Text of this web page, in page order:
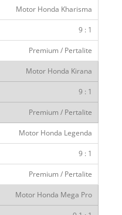
Motor Honda Kharisma
9 : 1
Premium / Pertalite
Motor Honda Kirana
9 : 1
Premium / Pertalite
Motor Honda Legenda
9 : 1
Premium / Pertalite
Motor Honda Mega Pro